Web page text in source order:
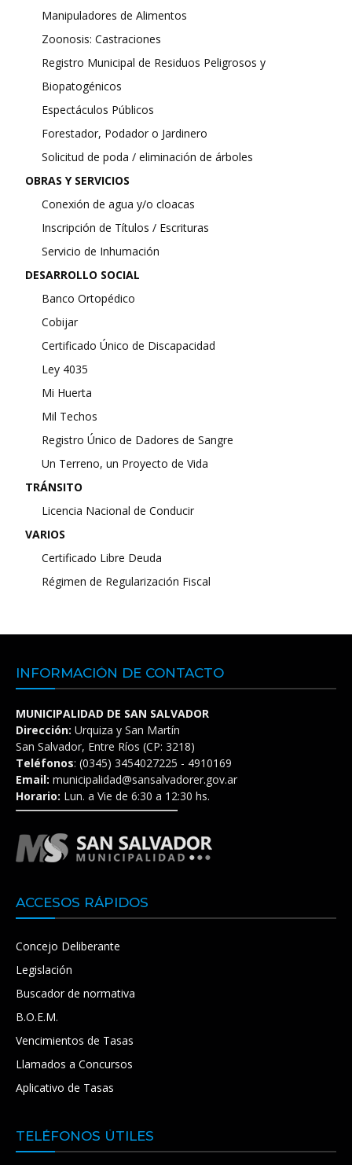
Manipuladores de Alimentos
Zoonosis: Castraciones
Registro Municipal de Residuos Peligrosos y
Biopatogénicos
Espectáculos Públicos
Forestador, Podador o Jardinero
Solicitud de poda / eliminación de árboles
OBRAS Y SERVICIOS
Conexión de agua y/o cloacas
Inscripción de Títulos / Escrituras
Servicio de Inhumación
DESARROLLO SOCIAL
Banco Ortopédico
Cobijar
Certificado Único de Discapacidad
Ley 4035
Mi Huerta
Mil Techos
Registro Único de Dadores de Sangre
Un Terreno, un Proyecto de Vida
TRÁNSITO
Licencia Nacional de Conducir
VARIOS
Certificado Libre Deuda
Régimen de Regularización Fiscal
INFORMACIÓN DE CONTACTO
MUNICIPALIDAD DE SAN SALVADOR
Dirección: Urquiza y San Martín
San Salvador, Entre Ríos (CP: 3218)
Teléfonos: (0345) 3454027225 - 4910169
Email: municipalidad@sansalvadorer.gov.ar
Horario: Lun. a Vie de 6:30 a 12:30 hs.
ACCESOS RÁPIDOS
Concejo Deliberante
Legislación
Buscador de normativa
B.O.E.M.
Vencimientos de Tasas
Llamados a Concursos
Aplicativo de Tasas
TELÉFONOS ÚTILES